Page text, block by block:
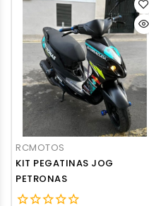
ecosolvente. Alta
resistencia, acabado
profesional y opción de
personalización.
RCMOTOS
KIT PEGATINAS JOG
PETRONAS